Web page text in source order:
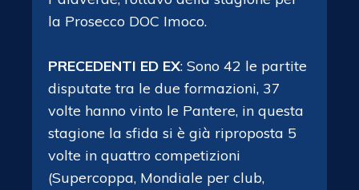
la Prosecco DOC Imoco.
PRECEDENTI ED EX: Sono 42 le partite
disputate tra le due formazioni, 37
volte hanno vinto le Pantere, in questa
stagione la sfida si è già riproposta 5
volte in quattro competizioni
(Supercoppa, Mondiale per club,